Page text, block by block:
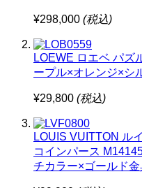
¥298,000 (税込)
LOEWE ロエベ パズ
ープル×オレンジ×シ
¥29,800 (税込)
LOUIS VUITTON ル
コインパース
チカラー×ゴールド金